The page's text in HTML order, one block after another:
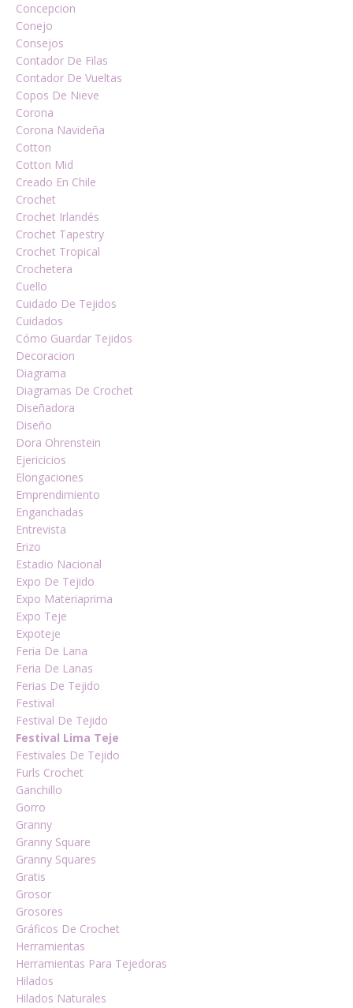
Concepcion
Conejo
Consejos
Contador De Filas
Contador De Vueltas
Copos De Nieve
Corona
Corona Navideña
Cotton
Cotton Mid
Creado En Chile
Crochet
Crochet Irlandés
Crochet Tapestry
Crochet Tropical
Crochetera
Cuello
Cuidado De Tejidos
Cuidados
Cómo Guardar Tejidos
Decoracion
Diagrama
Diagramas De Crochet
Diseñadora
Diseño
Dora Ohrenstein
Ejericicios
Elongaciones
Emprendimiento
Enganchadas
Entrevista
Erizo
Estadio Nacional
Expo De Tejido
Expo Materiaprima
Expo Teje
Expoteje
Feria De Lana
Feria De Lanas
Ferias De Tejido
Festival
Festival De Tejido
Festival Lima Teje
Festivales De Tejido
Furls Crochet
Ganchillo
Gorro
Granny
Granny Square
Granny Squares
Gratis
Grosor
Grosores
Gráficos De Crochet
Herramientas
Herramientas Para Tejedoras
Hilados
Hilados Naturales